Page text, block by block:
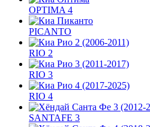
OPTIMA 4
PICANTO
RIO 2
RIO 3
RIO 4
SANTAFE 3